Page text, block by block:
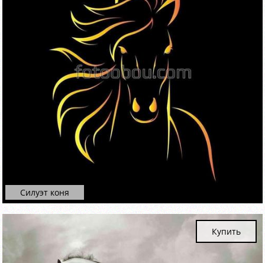
Силуэт коня
Купить